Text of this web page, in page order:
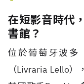
在短影音時代
書館？
位於葡萄牙波多
（Livraria Lello）